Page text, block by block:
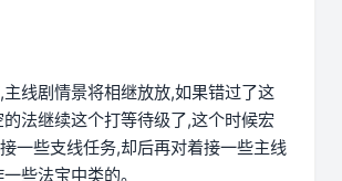
线剧情景将相继放放,如果错过了这
法继续这个打等待级了,这个时候宏
一些支线任务,却后再对着接一些主线
些法宝中类的。